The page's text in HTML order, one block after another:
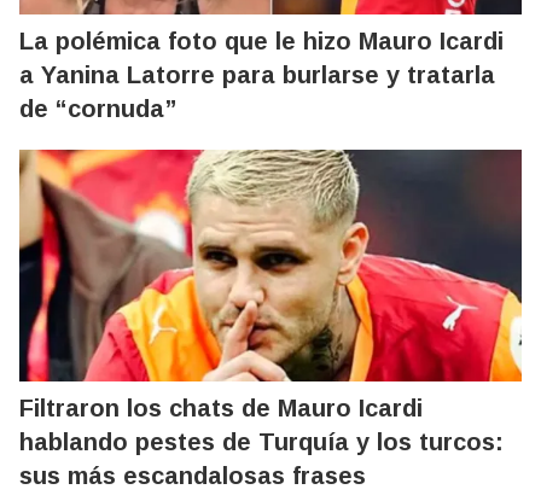
La polémica foto que le hizo Mauro Icardi
a Yanina Latorre para burlarse y tratarla
de “cornuda”
Filtraron los chats de Mauro Icardi
hablando pestes de Turquía y los turcos:
sus más escandalosas frases